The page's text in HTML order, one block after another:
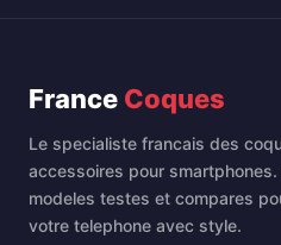
France Coques
Le specialiste francais des
accessoires pour
modeles testes et compares
votre telephone avec style.